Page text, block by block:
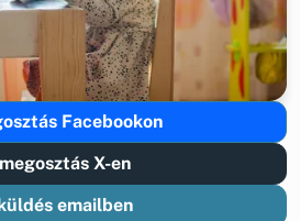
Facebookon
megosztás X-en
emailben